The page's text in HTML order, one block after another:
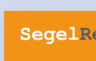
Zum
Inhalt
springen